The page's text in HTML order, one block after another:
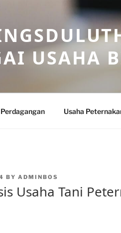
USAHA
Usaha
BY ADMINBOS
Usaha Tani